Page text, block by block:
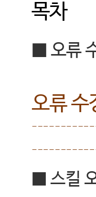
목차
■ 오류
오류 수
■스킬